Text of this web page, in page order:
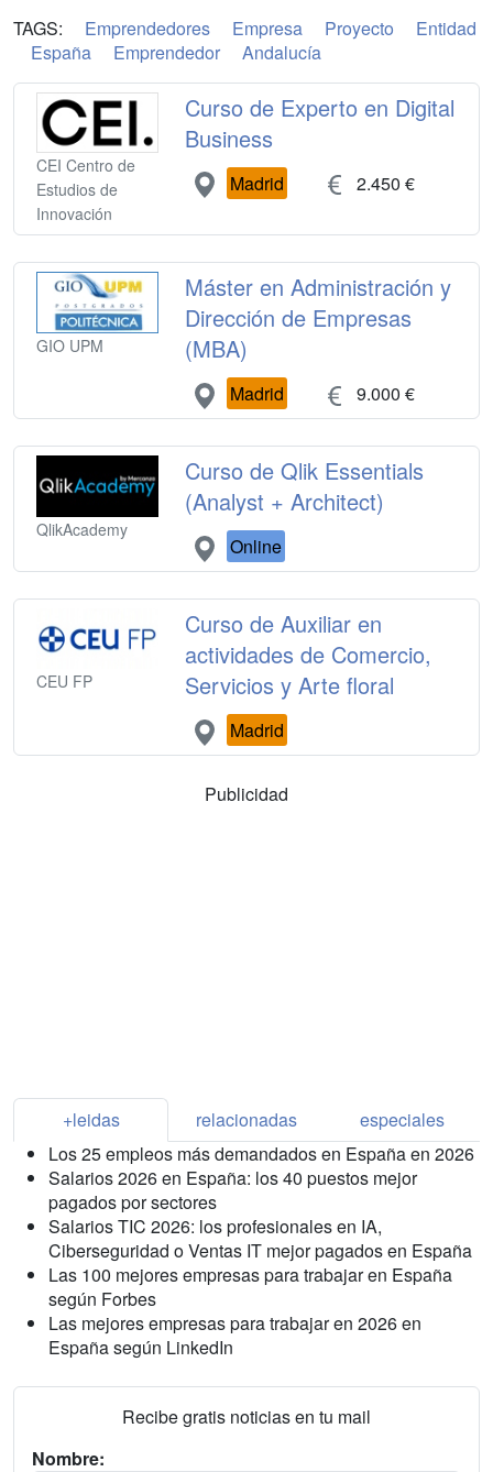
TAGS: Emprendedores Empresa Proyecto
Entidad
España
Emprendedor Andalucía
CEI Centro de
Estudios de
Innovación
Curso de Experto en Digital
Business
Madrid 2.450 €
GIO UPM
Máster en Administración y
Dirección de Empresas
(MBA)
Madrid 9.000 €
QlikAcademy
Curso de Qlik Essentials
(Analyst + Architect)
Online
CEU FP
Curso de Auxiliar en
actividades de Comercio,
Servicios y Arte floral
Madrid
Publicidad
+leidas relacionadas
especiales
Los 25 empleos más demandados en España en 2026
Salarios 2026 en España: los 40 puestos mejor
pagados por sectores
Salarios TIC 2026: los profesionales en IA,
Ciberseguridad o Ventas IT mejor pagados en España
Las 100 mejores empresas para trabajar en España
según Forbes
Las mejores empresas para trabajar en 2026 en
España según LinkedIn
Recibe gratis noticias en tu mail
Nombre: